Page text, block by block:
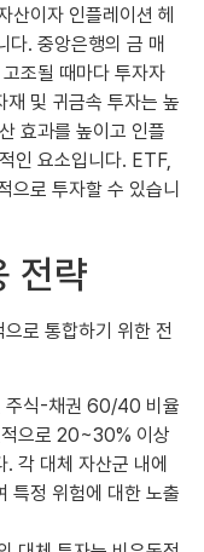
이자 인플레이션 헤
다. 중앙은행의 금 매
조될 때마다 투자자
재 및 귀금속 투자는 높
효과를 높이고 인플
인 요소입니다. ETF,
으로 투자할 수 있습니
전략
로 통합하기 위한 전
주식-채권 60/40 비율
적으로 20~30% 이상
각 대체 자산군 내에
특정 위험에 대한 노출